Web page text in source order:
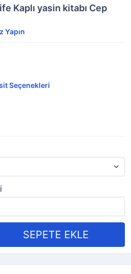
Kaplı yasin kitabı Cep
Yapın
Seçenekleri